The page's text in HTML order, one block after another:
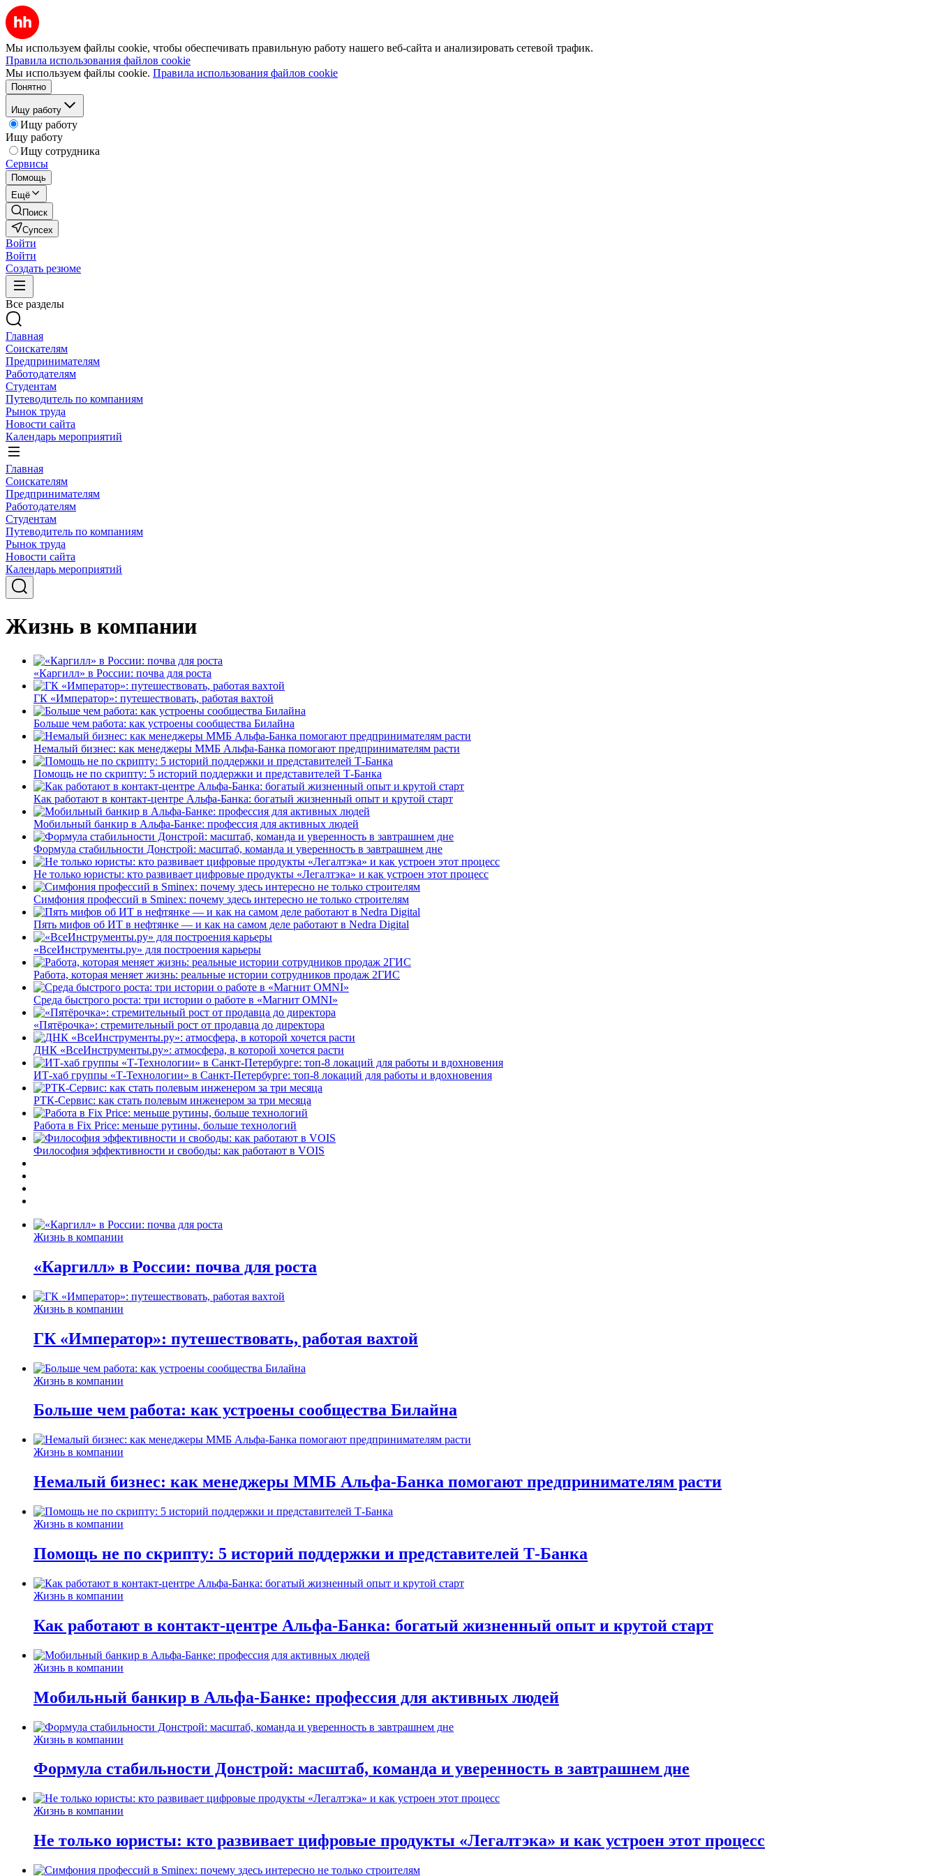
Мы используем файлы cookie, чтобы обеспечивать правильную работу нашего веб-сайта и анализировать сетевой трафик.
Правила использования файлов cookie
Мы используем файлы cookie. Правила использования файлов cookie
Понятно
Ищу работу
Ищу работу
Ищу работу
Ищу сотрудника
Сервисы
Помощь
Ещё
Поиск
Супсех
Войти
Войти
Создать резюме
Все разделы
Главная
Соискателям
Предпринимателям
Работодателям
Студентам
Путеводитель по компаниям
Рынок труда
Новости сайта
Календарь мероприятий
Главная
Соискателям
Предпринимателям
Работодателям
Студентам
Путеводитель по компаниям
Рынок труда
Новости сайта
Календарь мероприятий
Жизнь в компании
«Каргилл» в России: почва для роста
ГК «Император»: путешествовать, работая вахтой
Больше чем работа: как устроены сообщества Билайна
Немалый бизнес: как менеджеры ММБ Альфа-Банка помогают предпринимателям расти
Помощь не по скрипту: 5 историй поддержки и представителей Т-Банка
Как работают в контакт-центре Альфа-Банка: богатый жизненный опыт и крутой старт
Мобильный банкир в Альфа-Банке: профессия для активных людей
Формула стабильности Донстрой: масштаб, команда и уверенность в завтрашнем дне
Не только юристы: кто развивает цифровые продукты «Легалтэка» и как устроен этот процесс
Симфония профессий в Sminex: почему здесь интересно не только строителям
Пять мифов об ИТ в нефтянке — и как на самом деле работают в Nedra Digital
«ВсеИнструменты.ру» для построения карьеры
Работа, которая меняет жизнь: реальные истории сотрудников продаж 2ГИС
Среда быстрого роста: три истории о работе в «Магнит OMNI»
«Пятёрочка»: стремительный рост от продавца до директора
ДНК «ВсеИнструменты.ру»: атмосфера, в которой хочется расти
ИТ-хаб группы «Т-Технологии» в Санкт-Петербурге: топ-8 локаций для работы и вдохновения
РТК-Сервис: как стать полевым инженером за три месяца
Работа в Fix Price: меньше рутины, больше технологий
Философия эффективности и свободы: как работают в VOIS
Жизнь в компании
«Каргилл» в России: почва для роста
Жизнь в компании
ГК «Император»: путешествовать, работая вахтой
Жизнь в компании
Больше чем работа: как устроены сообщества Билайна
Жизнь в компании
Немалый бизнес: как менеджеры ММБ Альфа-Банка помогают предпринимателям расти
Жизнь в компании
Помощь не по скрипту: 5 историй поддержки и представителей Т-Банка
Жизнь в компании
Как работают в контакт-центре Альфа-Банка: богатый жизненный опыт и крутой старт
Жизнь в компании
Мобильный банкир в Альфа-Банке: профессия для активных людей
Жизнь в компании
Формула стабильности Донстрой: масштаб, команда и уверенность в завтрашнем дне
Жизнь в компании
Не только юристы: кто развивает цифровые продукты «Легалтэка» и как устроен этот процесс